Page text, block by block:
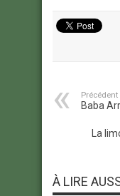
Précédent
Baba
La
À LIRE